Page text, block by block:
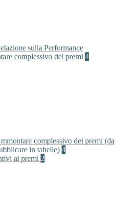
sulla Performance
complessivo dei premi 4
complessivo dei premi (da
in tabelle) 4
ai premi 2